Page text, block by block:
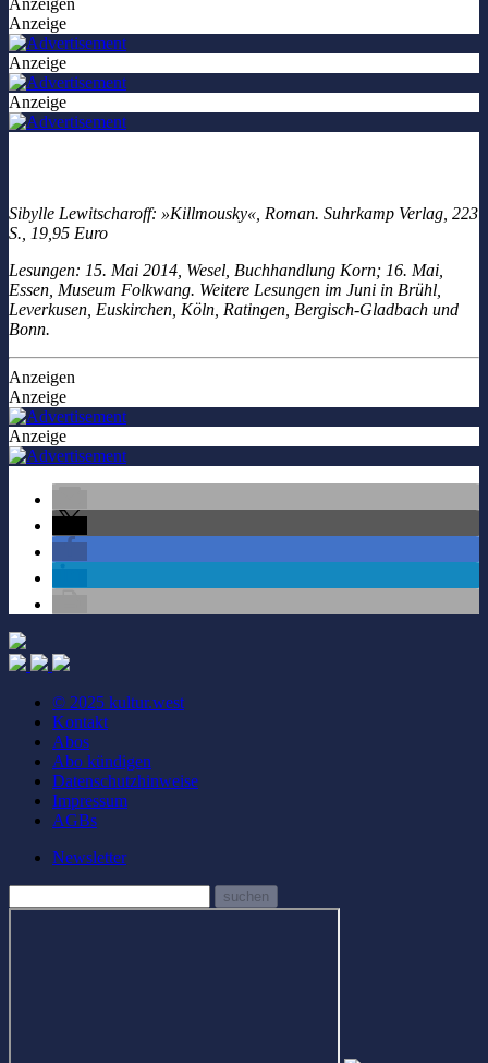
Anzeige
Anzeige
Anzeige
Sibylle Lewitscharoff: »Killmousky«, Roman. Suhrkamp Verlag, 223
S., 19,95 Euro
Lesungen: 15. Mai 2014, Wesel, Buchhandlung Korn; 16. Mai,
Essen, Museum Folkwang. Weitere Lesungen im Juni in Brühl,
Leverkusen, Euskirchen, Köln, Ratingen, Bergisch-Gladbach und
Bonn.
Anzeigen
Anzeige
Anzeige
© 2025 kultur.west
Kontakt
Abos
Abo kündigen
Datenschutzhinweise
Impressum
AGBs
Newsletter